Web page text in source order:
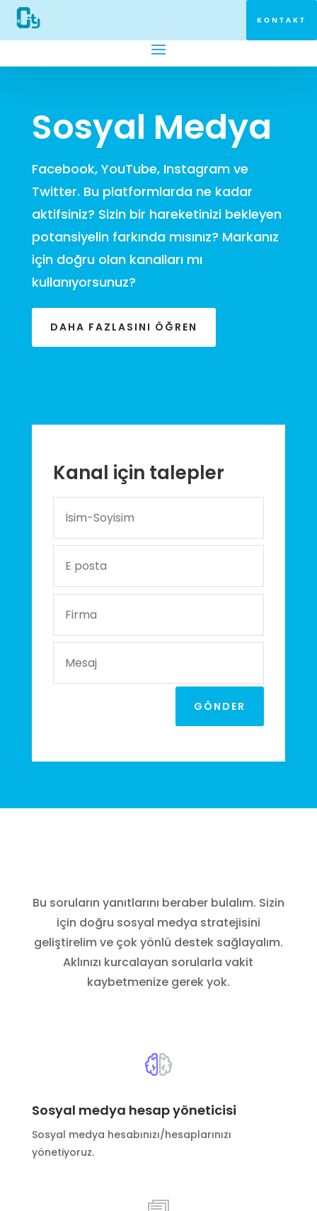
KONTAKT
Sosyal Medya
Facebook, YouTube, Instagram ve
Twitter. Bu platformlarda ne kadar
aktifsiniz? Sizin bir hareketinizi bekleyen
potansiyelin farkında mısınız? Markanız
için doğru olan kanalları mı
kullanıyorsunuz?
DAHA FAZLASINI ÖĞREN
Kanal için talepler
GÖNDER
Bu soruların yanıtlarını beraber bulalım. Sizin
için doğru sosyal medya stratejisini
geliştirelim ve çok yönlü destek sağlayalım.
Aklınızı kurcalayan sorularla vakit
kaybetmenize gerek yok.
Sosyal medya hesap yöneticisi
Sosyal medya hesabınızı/hesaplarınızı
yönetiyoruz.